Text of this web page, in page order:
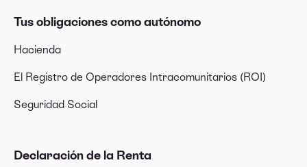
Tus obligaciones como autónomo
Hacienda
El Registro de Operadores Intracomunitarios (ROI)
Seguridad Social
Declaración de la Renta